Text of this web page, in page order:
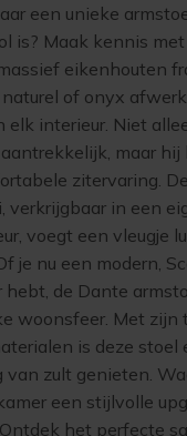
een unieke
is? Maak kennis
eikenhouten
of onyx
elk interieur. Niet
maar hij
zitervaring.
verkrijgbaar in een
voegt een vleugje
je nu een modern,
hebt, de Dante
woonsfeer. Met zijn
is deze stoel
van zult genieten.
een stijlvolle
het perfecte